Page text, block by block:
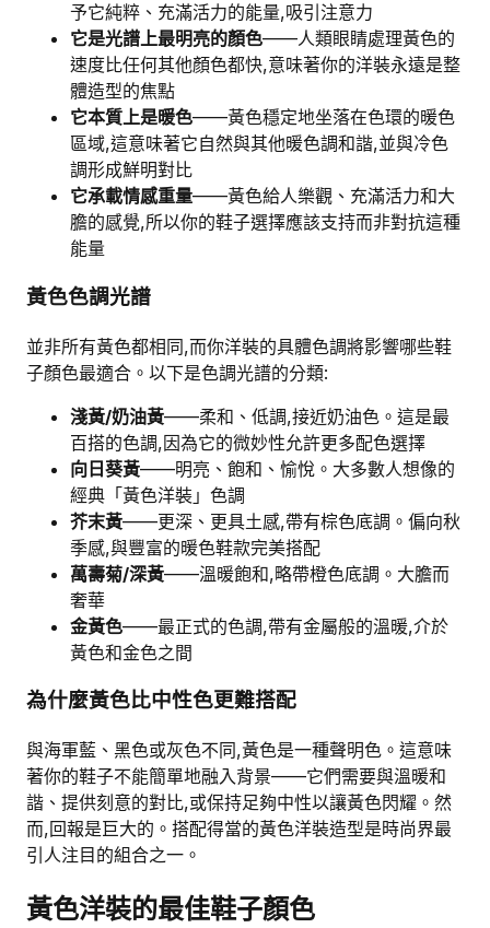
予它純粹、充滿活力的能量,吸引注意力
它是光譜上最明亮的顏色——人類眼睛處理黃色的
速度比任何其他顏色都快,意味著你的洋裝永遠是整
體造型的焦點
它本質上是暖色——黃色穩定地坐落在色環的暖色
區域,這意味著它自然與其他暖色調和諧,並與冷色
調形成鮮明對比
它承載情感重量——黃色給人樂觀、充滿活力和大
膽的感覺,所以你的鞋子選擇應該支持而非對抗這種
能量
黃色色調光譜
並非所有黃色都相同,而你洋裝的具體色調將影響哪些鞋
子顏色最適合。以下是色調光譜的分類:
淺黃/奶油黃——柔和、低調,接近奶油色。這是最
百搭的色調,因為它的微妙性允許更多配色選擇
向日葵黃——明亮、飽和、愉悅。大多數人想像的
經典「黃色洋裝」色調
芥末黃——更深、更具土感,帶有棕色底調。偏向秋
季感,與豐富的暖色鞋款完美搭配
萬壽菊/深黃——溫暖飽和,略帶橙色底調。大膽而
奢華
金黃色——最正式的色調,帶有金屬般的溫暖,介於
黃色和金色之間
為什麼黃色比中性色更難搭配
與海軍藍、黑色或灰色不同,黃色是一種聲明色。這意味
著你的鞋子不能簡單地融入背景——它們需要與溫暖和
諧、提供刻意的對比,或保持足夠中性以讓黃色閃耀。然
而,回報是巨大的。搭配得當的黃色洋裝造型是時尚界最
引人注目的組合之一。
黃色洋裝的最佳鞋子顏色